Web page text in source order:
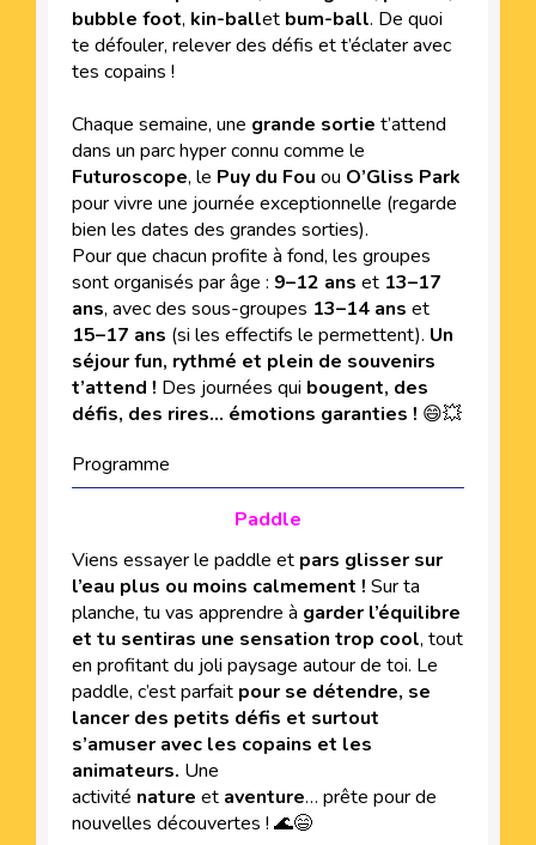
bubble foot, kin-ballet bum-ball. De quoi
te défouler, relever des défis et t’éclater avec
tes copains !
Chaque semaine, une grande sortie t’attend
dans un parc hyper connu comme le
Futuroscope, le Puy du Fou ou O’Gliss Park
pour vivre une journée exceptionnelle (regarde
bien les dates des grandes sorties).
Pour que chacun profite à fond, les groupes
sont organisés par âge : 9–12 ans et 13–17
ans, avec des sous-groupes 13–14 ans et
15–17 ans (si les effectifs le permettent). Un
séjour fun, rythmé et plein de souvenirs
t’attend ! Des journées qui bougent, des
défis, des rires… émotions garanties ! 😄💥
Programme
Paddle
Viens essayer le paddle et pars glisser sur
l’eau plus ou moins calmement ! Sur ta
planche, tu vas apprendre à garder l’équilibre
et tu sentiras une sensation trop cool, tout
en profitant du joli paysage autour de toi. Le
paddle, c’est parfait pour se détendre, se
lancer des petits défis et surtout
s’amuser avec les copains et les
animateurs. Une
activité nature et aventure… prête pour de
nouvelles découvertes ! 🌊😄